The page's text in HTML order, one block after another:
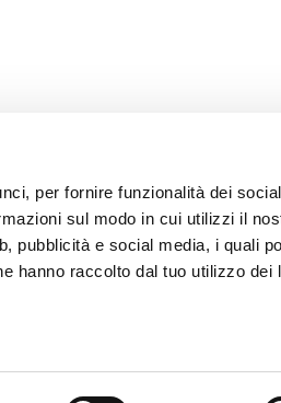
per fornire funzionalità dei
sul modo in cui utilizzi il
pubblicità e social media, i quali
hanno raccolto dal tuo utilizzo dei